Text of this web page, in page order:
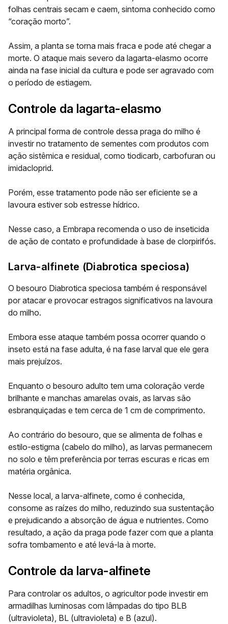
folhas centrais secam e caem, sintoma conhecido como
“coração morto”.
Assim, a planta se torna mais fraca e pode até chegar a
morte. O ataque mais severo da lagarta-elasmo ocorre
ainda na fase inicial da cultura e pode ser agravado com
o período de estiagem.
Controle da lagarta-elasmo
A principal forma de controle dessa praga do milho é
investir no tratamento de sementes com produtos com
ação sistêmica e residual, como tiodicarb, carbofuran ou
imidacloprid.
Porém, esse tratamento pode não ser eficiente se a
lavoura estiver sob estresse hídrico.
Nesse caso, a Embrapa recomenda o uso de inseticida
de ação de contato e profundidade à base de clorpirifós.
Larva-alfinete (Diabrotica speciosa)
O besouro Diabrotica speciosa também é responsável
por atacar e provocar estragos significativos na lavoura
do milho.
Embora esse ataque também possa ocorrer quando o
inseto está na fase adulta, é na fase larval que ele gera
mais prejuízos.
Enquanto o besouro adulto tem uma coloração verde
brilhante e manchas amarelas ovais, as larvas são
esbranquiçadas e tem cerca de 1 cm de comprimento.
Ao contrário do besouro, que se alimenta de folhas e
estilo-estigma (cabelo do milho), as larvas permanecem
no solo e têm preferência por terras escuras e ricas em
matéria orgânica.
Nesse local, a larva-alfinete, como é conhecida,
consome as raízes do milho, reduzindo sua sustentação
e prejudicando a absorção de água e nutrientes. Como
resultado, a ação da praga pode fazer com que a planta
sofra tombamento e até levá-la à morte.
Controle da larva-alfinete
Para controlar os adultos, o agricultor pode investir em
armadilhas luminosas com lâmpadas do tipo BLB
(ultravioleta), BL (ultravioleta) e B (azul).